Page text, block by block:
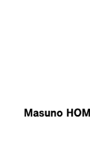
家づくりの流れ